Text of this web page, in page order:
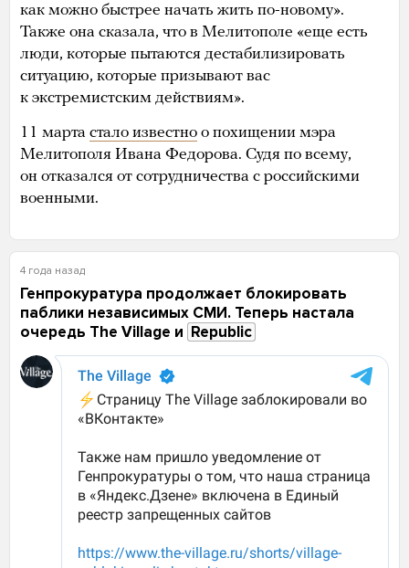
как можно быстрее начать жить по-новому».
Также она сказала, что в Мелитополе «еще есть
люди, которые пытаются дестабилизировать
ситуацию, которые призывают вас
к экстремистским действиям».
11 марта стало известно о похищении мэра
Мелитополя Ивана Федорова. Судя по всему,
он отказался от сотрудничества с российскими
военными.
4 года назад
Генпрокуратура продолжает блокировать
паблики независимых СМИ. Теперь настала
очередь The Village и Republic